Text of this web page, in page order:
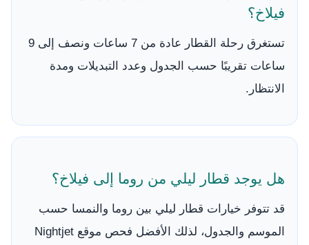
فيلاخ؟
تستغرق رحلة القطار عادة من 7 ساعات ونصف إلى 9
ساعات تقريبًا حسب الجدول وعدد التبديلات ومدة
الانتظار.
هل يوجد قطار ليلي من روما إلى فيلاخ؟
قد تتوفر خيارات قطار ليلي بين روما والنمسا حسب
الموسم والجدول، لذلك الأفضل فحص موقع Nightjet